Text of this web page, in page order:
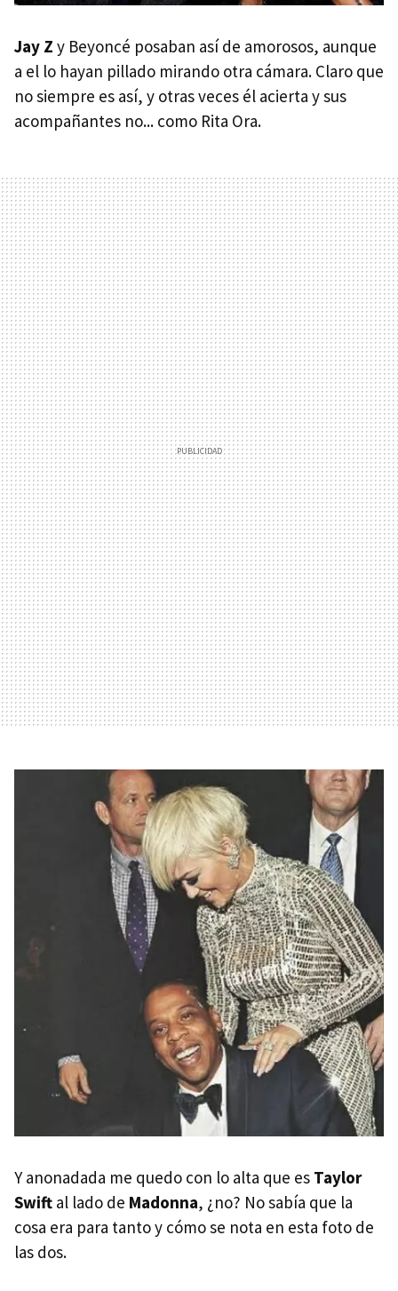
Jay Z y Beyoncé posaban así de amorosos, aunque
a el lo hayan pillado mirando otra cámara. Claro que
no siempre es así, y otras veces él acierta y sus
acompañantes no... como Rita Ora.
Y anonadada me quedo con lo alta que es Taylor
Swift al lado de Madonna, ¿no? No sabía que la
cosa era para tanto y cómo se nota en esta foto de
las dos.